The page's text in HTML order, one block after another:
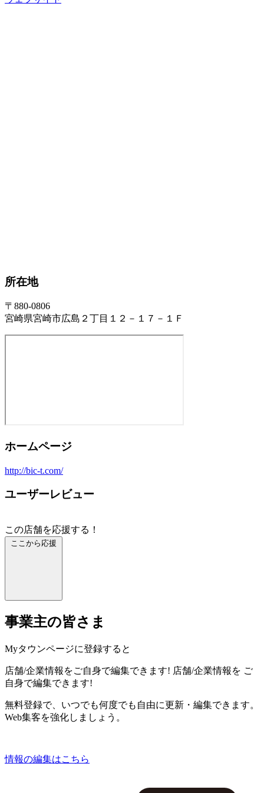
所在地
〒880-0806
宮崎県宮崎市広島２丁目１２－１７－１Ｆ
ホームページ
http://bic-t.com/
ユーザーレビュー
この店舗を応援する！
ここから応援
事業主の皆さま
Myタウンページに登録すると
店舗/企業情報をご自身で編集できます! 店舗/企業情報を ご
自身で編集できます!
無料登録で、いつでも何度でも自由に更新・編集できます。
Web集客を強化しましょう。
情報の編集はこちら